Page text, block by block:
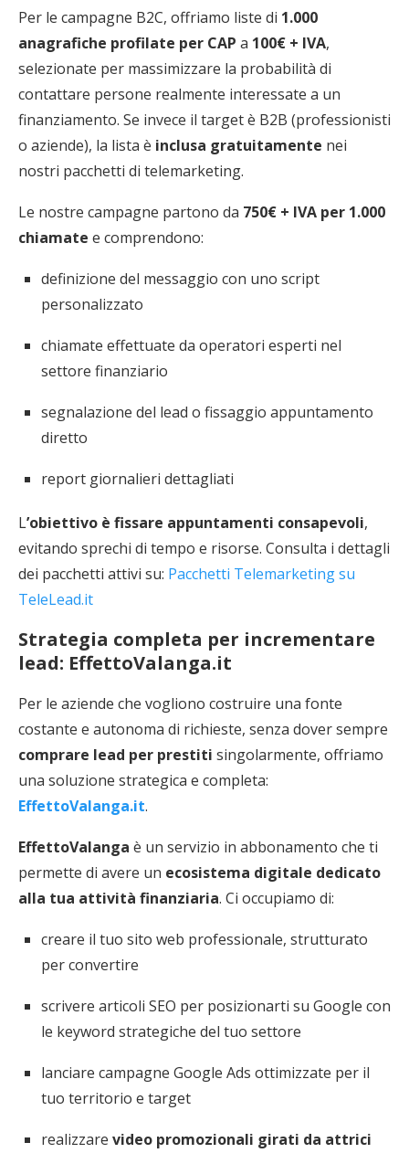
Per le campagne B2C, offriamo liste di 1.000
anagrafiche profilate per CAP a 100€ + IVA,
selezionate per massimizzare la probabilità di
contattare persone realmente interessate a un
finanziamento. Se invece il target è B2B (professionisti
o aziende), la lista è inclusa gratuitamente nei
nostri pacchetti di telemarketing.
Le nostre campagne partono da 750€ + IVA per 1.000
chiamate e comprendono:
definizione del messaggio con uno script
personalizzato
chiamate effettuate da operatori esperti nel
settore finanziario
segnalazione del lead o fissaggio appuntamento
diretto
report giornalieri dettagliati
L’obiettivo è fissare appuntamenti consapevoli,
evitando sprechi di tempo e risorse. Consulta i dettagli
dei pacchetti attivi su: Pacchetti Telemarketing su
TeleLead.it
Strategia completa per incrementare
lead: EffettoValanga.it
Per le aziende che vogliono costruire una fonte
costante e autonoma di richieste, senza dover sempre
comprare lead per prestiti singolarmente, offriamo
una soluzione strategica e completa:
EffettoValanga.it.
EffettoValanga è un servizio in abbonamento che ti
permette di avere un ecosistema digitale dedicato
alla tua attività finanziaria. Ci occupiamo di:
creare il tuo sito web professionale, strutturato
per convertire
scrivere articoli SEO per posizionarti su Google con
le keyword strategiche del tuo settore
lanciare campagne Google Ads ottimizzate per il
tuo territorio e target
realizzare video promozionali girati da attrici